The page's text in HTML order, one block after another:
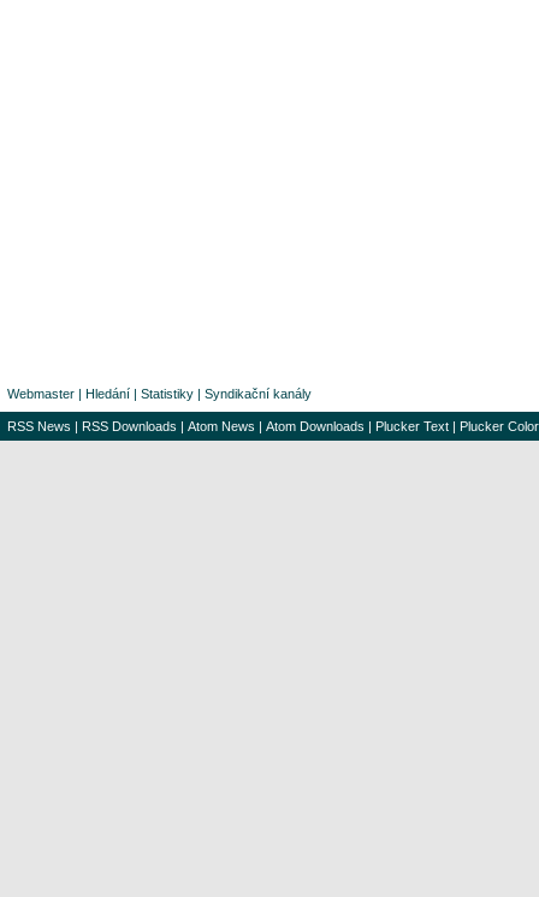
Webmaster | Hledání | Statistiky | Syndikační kanály
RSS News | RSS Downloads | Atom News | Atom Downloads | Plucker Text | Plucker Color